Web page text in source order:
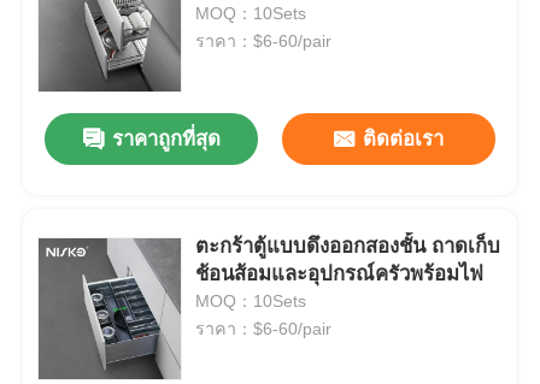
MOQ：10Sets
ราคา：$6-60/pair
ราคาถูกที่สุด ติดต่อเรา
ตะกร้าตู้แบบดึงออกสองชั้น ถาดเก็บ
ช้อนส้อมและอุปกรณ์ครัวพร้อมไฟ
MOQ：10Sets
ราคา：$6-60/pair